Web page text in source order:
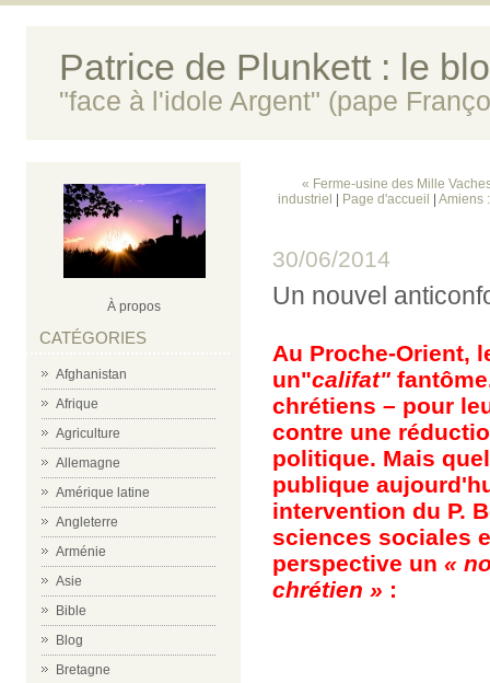
Patrice de Plunkett : le
"face à l'idole Argent" (pape
À propos
CATÉGORIES
Afghanistan
Afrique
Agriculture
Allemagne
Amérique latine
Angleterre
Arménie
Asie
Bible
Blog
Bretagne
« Ferme-usine des Mille
industriel
Page d'accueil Amiens
30/06/2014
Un nouvel
Au Proche-Orient,
un"califat"
chrétiens – pour
contre une
politique. Mais
publique
intervention du P.
sciences sociales
perspective un «
chrétien » :